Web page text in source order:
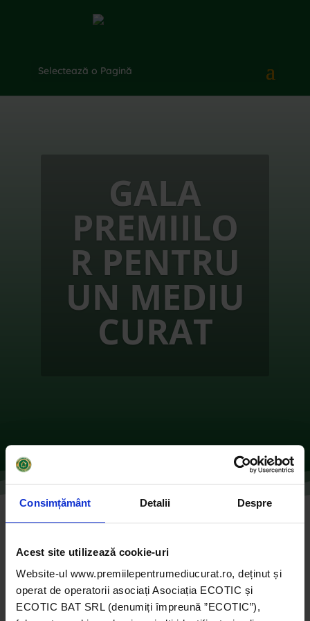
Consimțământ Detalii Despre
Acest site utilizează cookie-uri
Website-ul www.premiilepentrumediucurat.ro, deținut și
operat de operatorii asociați Asociația ECOTIC și
ECOTIC BAT SRL (denumiți împreună ”ECOTIC”),
Selectează o Pagină
GALA
PREMIILO
R PENTRU
UN MEDIU
CURAT
de Ecotic|oct. 12, 2021|2017
Marele Premiu pentru Instituții Publice 2017
| 0
comentarii